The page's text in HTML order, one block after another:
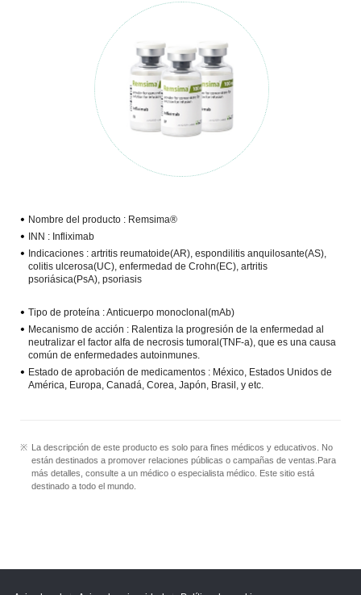
Nombre del producto : Remsima®
INN : Infliximab
Indicaciones : artritis reumatoide(AR), espondilitis anquilosante(AS),
colitis ulcerosa(UC), enfermedad de Crohn(EC), artritis
psoriásica(PsA), psoriasis
Tipo de proteína :Anticuerpo monoclonal(mAb)
Mecanismo de acción : Ralentiza la progresión de la enfermedad al
neutralizar el factor alfa de necrosis tumoral(TNF-a), que es una causa
común de enfermedades autoinmunes.
Estado de aprobación de medicamentos : México, Estados Unidos de
América, Europa, Canadá, Corea, Japón, Brasil, y etc.
La descripción de este producto es solo para fines médicos y educativos. No
están destinados a promover relaciones públicas o campañas de ventas.Para
más detalles, consulte a un médico o especialista médico. Este sitio está
destinado a todo el mundo.